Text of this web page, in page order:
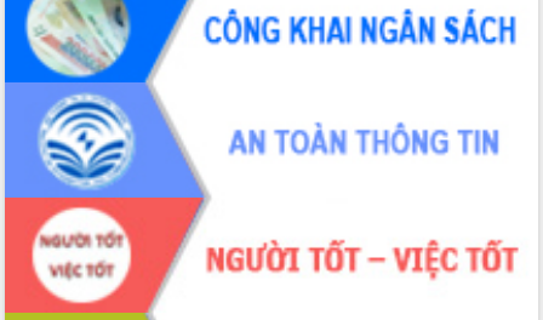
UBND tỉnh họp báo định kỳ tháng 4
năm 2026
Hội thảo khoa học “Giải pháp thúc đẩy
phát triển nền kinh tế xanh tại tỉnh
Đắk Lắk”
Tăng cường giám sát, đôn đốc thực
hiện nhiệm vụ quản lý tài sản công
hàng tuần
Tháo gỡ những vướng mắc, đẩy mạnh
công tác cải cách thủ tục hành chính
tại Trung tâm Phục vụ hành chính
công tỉnh